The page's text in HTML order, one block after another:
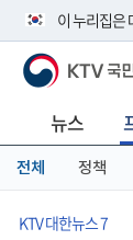
이 누리집은
공식 누리집
니다.
이밖에 or.kr
서 도메인 주
KTV 국민방송
뉴스
전체 정책
KTV 대한뉴스 7